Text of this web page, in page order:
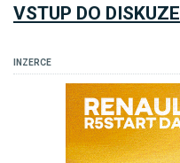
VSTUP DO DISKUZE
INZERCE